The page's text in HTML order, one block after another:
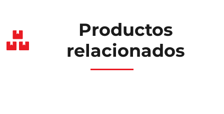
Productos
relacionados